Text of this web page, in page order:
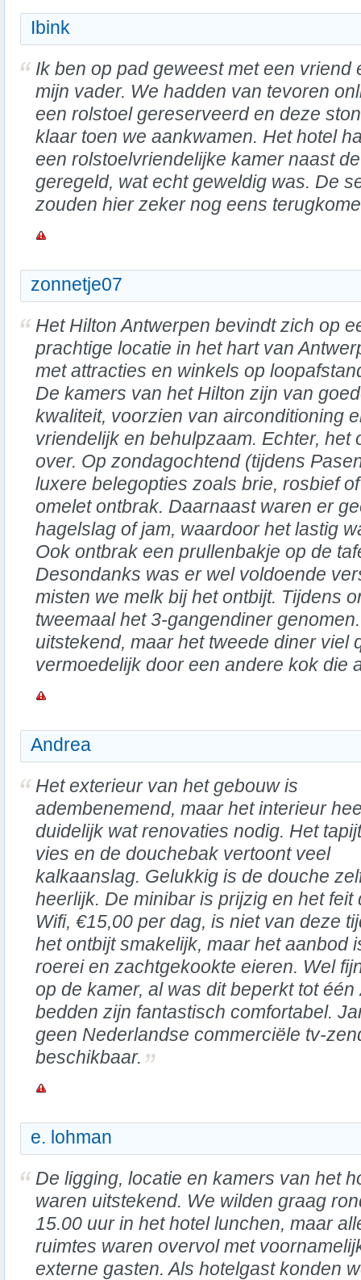
Ibink
Ik ben op pad geweest met een vriend
mijn vader. We hadden van tevoren
een rolstoel gereserveerd en deze
klaar toen we aankwamen. Het hotel
een rolstoelvriendelijke kamer naast
geregeld, wat echt geweldig was. De
zouden hier zeker nog eens
zonnetje07
Het Hilton Antwerpen bevindt zich op
prachtige locatie in het hart van
met attracties en winkels op
De kamers van het Hilton zijn van
kwaliteit, voorzien van airconditioning
vriendelijk en behulpzaam. Echter, het
over. Op zondagochtend (tijdens
luxere belegopties zoals brie, rosbief
omelet ontbrak. Daarnaast waren er
hagelslag of jam, waardoor het lastig
Ook ontbrak een prullenbakje op de
Desondanks was er wel voldoende
misten we melk bij het ontbijt. Tijdens
tweemaal het 3-gangendiner
uitstekend, maar het tweede diner viel
vermoedelijk door een andere kok die
Andrea
Het exterieur van het gebouw is
adembenemend, maar het interieur
duidelijk wat renovaties nodig. Het
vies en de douchebak vertoont veel
kalkaanslag. Gelukkig is de douche
heerlijk. De minibar is prijzig en het
Wifi, €15,00 per dag, is niet van deze
het ontbijt smakelijk, maar het aanbod
roerei en zachtgekookte eieren. Wel
op de kamer, al was dit beperkt tot
bedden zijn fantastisch comfortabel.
geen Nederlandse commerciële tv-
beschikbaar.
e. lohman
De ligging, locatie en kamers van het
waren uitstekend. We wilden graag
15.00 uur in het hotel lunchen, maar
ruimtes waren overvol met
externe gasten. Als hotelgast konden